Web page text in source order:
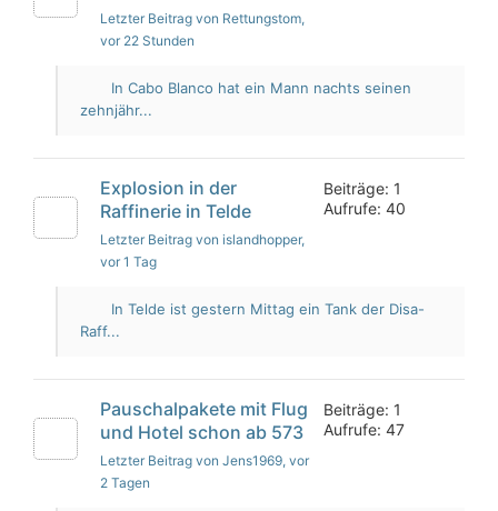
Letzter Beitrag von Rettungstom,
vor 22 Stunden
In Cabo Blanco hat ein Mann nachts seinen
zehnjähr...
Explosion in der
Raffinerie in Telde
Letzter Beitrag von islandhopper,
vor 1 Tag
Beiträge: 1
Aufrufe: 40
In Telde ist gestern Mittag ein Tank der Disa-
Raff...
Pauschalpakete mit Flug
und Hotel schon ab 573
Letzter Beitrag von Jens1969, vor
2 Tagen
Beiträge: 1
Aufrufe: 47